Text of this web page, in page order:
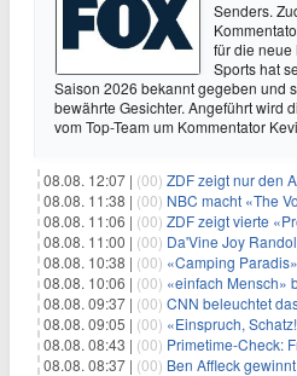
Senders.
für die neue
Sports hat
Saison 2026 bekannt gegeben und
bewährte Gesichter. Angeführt wird
vom Top-Team um Kommentator
08.08. 12:07 | (00) ZDF zeigt nur den
08.08. 11:38 | (00) NBC macht «The
08.08. 11:06 | (00) ZDF zeigt vierte
08.08. 11:00 | (00) Da'Vine Joy Randolph
08.08. 10:38 | (00) «Camping Paradis»
08.08. 10:06 | (00) «einfach Mensch» begleitet
08.08. 09:37 | (00) CNN beleuchtet
08.08. 09:05 | (00) «Einspruch, Schatz!»
08.08. 08:43 | (00) Primetime-Check:
08.08. 08:37 | (00) Ben Affleck gewinnt